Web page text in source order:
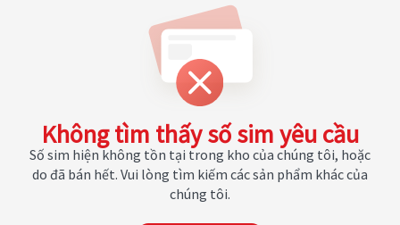
Không tìm thấy số sim yêu cầu
Số sim hiện không tồn tại trong kho của chúng tôi, hoặc
do đã bán hết. Vui lòng tìm kiếm các sản phẩm khác của
chúng tôi.